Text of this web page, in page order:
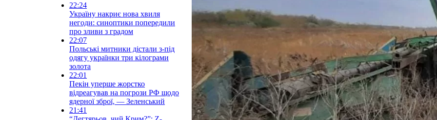
22:24
Україну накриє нова хвиля
негоди: синоптики попередили
про зливи з градом
22:07
Польські митники дістали з-під
одягу українки три кілограми
золота
22:01
Пекін уперше жорстко
відреагував на погрози РФ щодо
ядерної зброї, — Зеленський
21:41